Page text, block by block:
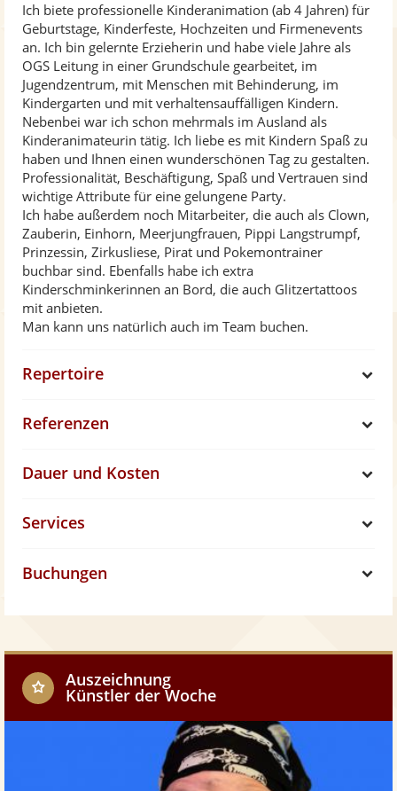
Ich biete professionelle Kinderanimation (ab 4 Jahren) für
Geburtstage, Kinderfeste, Hochzeiten und Firmenevents
an. Ich bin gelernte Erzieherin und habe viele Jahre als
OGS Leitung in einer Grundschule gearbeitet, im
Jugendzentrum, mit Menschen mit Behinderung, im
Kindergarten und mit verhaltensauffälligen Kindern.
Nebenbei war ich schon mehrmals im Ausland als
Kinderanimateurin tätig. Ich liebe es mit Kindern Spaß zu
haben und Ihnen einen wunderschönen Tag zu gestalten.
Professionalität, Beschäftigung, Spaß und Vertrauen sind
wichtige Attribute für eine gelungene Party.
Ich habe außerdem noch Mitarbeiter, die auch als Clown,
Zauberin, Einhorn, Meerjungfrauen, Pippi Langstrumpf,
Prinzessin, Zirkusliese, Pirat und Pokemontrainer
buchbar sind. Ebenfalls habe ich extra
Kinderschminkerinnen an Bord, die auch Glitzertattoos
mit anbieten.
Man kann uns natürlich auch im Team buchen.
Repertoire
Referenzen
w
Dauer und Kosten
o
Services
Auszeichnung
Künstler der Woche
h
w
Buchungen